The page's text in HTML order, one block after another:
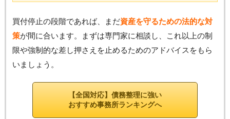
買付停止の段階であれば、まだ資産を守るための法的な対
策が間に合います。まずは専門家に相談し、これ以上の制
限や強制的な差し押さえを止めるためのアドバイスをもら
いましょう。
【全国対応】債務整理に強い
おすすめ事務所ランキングへ